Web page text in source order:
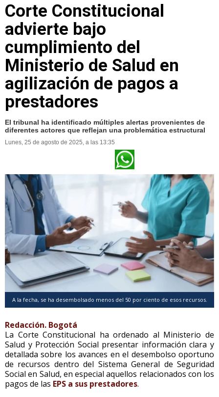
Corte Constitucional
advierte bajo
cumplimiento del
Ministerio de Salud en
agilización de pagos a
prestadores
El tribunal ha identificado múltiples alertas provenientes de
diferentes actores que reflejan una problemática estructural
Lunes, 25 de agosto de 2025, a las 13:35
A la fecha, se ha desembolsado menos del 50 por ciento de esos recursos.
Redacción. Bogotá
La Corte Constitucional ha ordenado al Ministerio de
Salud y Protección Social presentar información clara y
detallada sobre los avances en el desembolso oportuno
de recursos dentro del Sistema General de Seguridad
Social en Salud, en especial aquellos relacionados con los
pagos de las EPS a sus prestadores.